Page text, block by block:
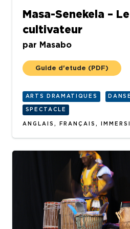
Masa-Senekela –
cultivateur
par Masabo
Guide d'etude (PDF)
ARTS DRAMATIQUES DANSE
SPECTACLE
ANGLAIS, FRANÇAIS,